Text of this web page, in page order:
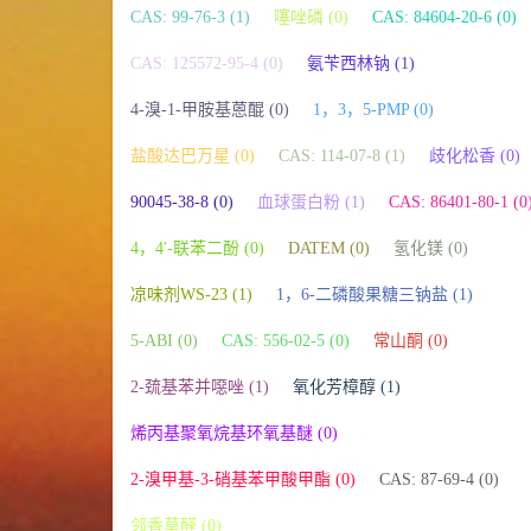
CAS: 99-76-3 (1) 噻唑磷 (0) CAS: 84604-20-6 (0)
CAS: 125572-95-4 (0) 氨苄西林钠 (1)
4-溴-1-甲胺基蒽醌 (0) 1，3，5-PMP (0)
盐酸达巴万星 (0) CAS: 114-07-8 (1) 歧化松香 (0)
90045-38-8 (0) 血球蛋白粉 (1) CAS: 86401-80-1
4，4′-联苯二酚 (0) DATEM (0) 氢化镁 (0)
凉味剂WS-23 (1) 1，6-二磷酸果糖三钠盐 (1)
5-ABI (0) CAS: 556-02-5 (0) 常山酮 (0)
2-巯基苯并噁唑 (1) 氧化芳樟醇 (1)
烯丙基聚氧烷基环氧基醚 (0)
2-溴甲基-3-硝基苯甲酸甲酯 (0) CAS: 87-69-4 (0)
邻香草醛 (0)